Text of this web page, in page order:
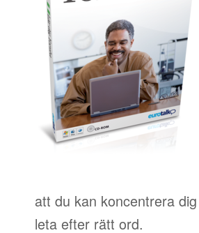
att du kan koncentrera
leta efter rätt ord.